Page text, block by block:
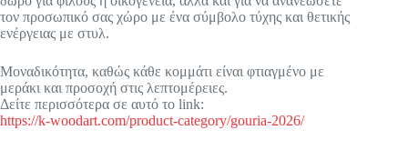
τον προσωπικό σας χώρο με ένα σύμβολο τύχης και θετικής
ενέργειας με στυλ.
Μοναδικότητα, καθώς κάθε κομμάτι είναι φτιαγμένο με
μεράκι και προσοχή στις λεπτομέρειες.
Δείτε περισσότερα σε αυτό το link:
https://k-woodart.com/product-category/gouria-2026/